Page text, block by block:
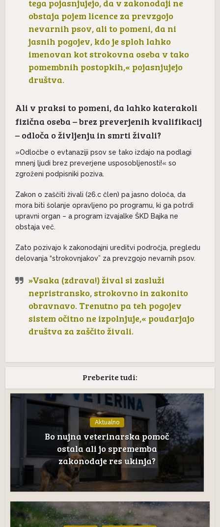
tega pojasnjujejo, da v zakonodaji ne
obstaja pojem licence za prevzgojo
nevarnih psov, ali to pomeni, da ni
jasnih pogojev, kdo je sploh lahko
imenovan kot strokovna oseba v tako
pomembnih postopkih,« pojasnjujejo
društva.
Ali v praksi to pomeni, da lahko katerakoli
fizična oseba – brez preverjenih kvalifikacij
– odloča o življenju in smrti živali?
»Odločbe o evtanaziji psov se tako izdajo na podlagi
mnenj ljudi brez preverjene usposobljenosti!« so
zgroženi podpisniki poziva.
Zakon o zaščiti živali (26.c člen) pa jasno določa, da
mora biti šolanje opravljeno po programu, ki ga potrdi
upravni organ – a program izvajalke ŠKD Bajka ne
obstaja več.
Zato pozivajo k zakonodajni ureditvi področja, pregledu
delovanja “strokovnjakov” za prevzgojo nevarnih psov.
»Vsaka (zdrava!) žival si zasluži
nepristransko, strokovno in zakonito
obravnavo. Trenutno pa teh pogojev
sistem očitno ne izpolnjuje,« poudarjajo
društva za zaščito živali.
Preberite tudi:
Aktualno
Bo nujna veterinarska pomoč
ostala ali jo sprememba
zakonodaje res ukinja?